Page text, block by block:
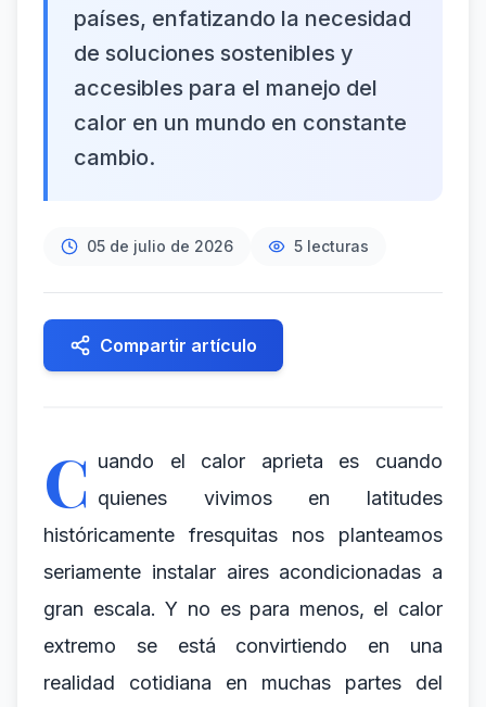
países, enfatizando la necesidad
de soluciones sostenibles y
accesibles para el manejo del
calor en un mundo en constante
cambio.
05 de julio de 2026 5 lecturas
Compartir artículo
C uando el calor aprieta es cuando
quienes vivimos en latitudes
históricamente fresquitas nos planteamos
seriamente instalar aires acondicionadas a
gran escala. Y no es para menos, el calor
extremo se está convirtiendo en una
realidad cotidiana en muchas partes del